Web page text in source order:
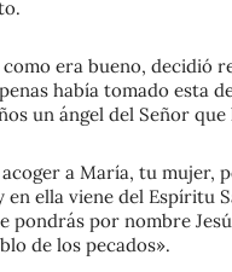
como era bueno, decidió
había tomado esta
un ángel del Señor que
acoger a María, tu mujer,
ella viene del Espíritu
pondrás por nombre
de los pecados».